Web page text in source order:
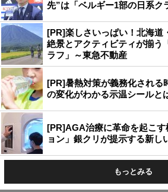
先”は「ベルギー1部の日系ク
[PR]楽しさいっぱい！北海道
絶景とアクティビティが揃う
ラフ」～東急不動産
[PR]暑熱対策が義務化される
の変化がわかる示温シールと
[PR]AGA治療に革命を起こ
ョン」銀クリが提示する新し
もっとみる